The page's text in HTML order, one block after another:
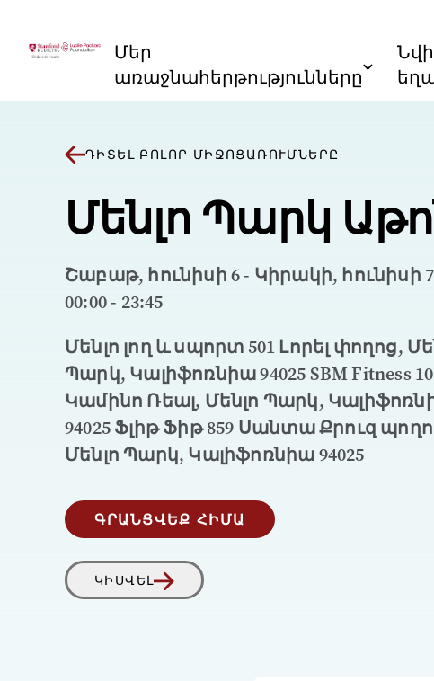
Մեր
առաջնահերթությունները
ԴԻՏԵԼ ԲՈԼՈՐ ՄԻՋՈՑԱՌՈՒՄՆԵՐԸ
Մենլո Պարկ
Շաբաթ, հունիսի 6 - Կիրակի, հունիսի 7,
00:00 - 23:45
Մենլո լող և սպորտ 501 Լորել փողոց,
Պարկ, Կալիֆոռնիա 94025 SBM Fitness
Կամինո Ռեալ, Մենլո Պարկ,
94025 Ֆլիթ Ֆիթ 859 Սանտա Քրուզ
Մենլո Պարկ, Կալիֆոռնիա 94025
ԳՐԱՆՑՎԵՔ ՀԻՄԱ
ԿԻՍՎԵԼ